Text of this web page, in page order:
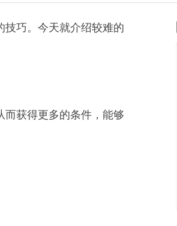
技巧。今天就介绍较难的
而获得更多的条件，能够